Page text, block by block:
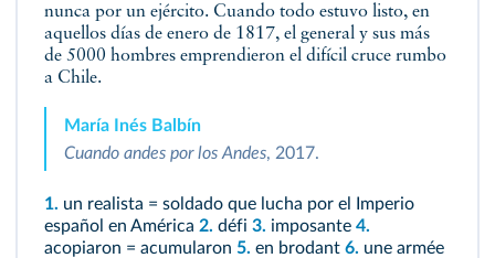
nunca por un ejército. Cuando todo estuvo listo, en
aquellos días de enero de 1817, el general y sus más
de 5000 hombres emprendieron el difícil cruce rumbo
a Chile.
María Inés Balbín
Cuando andes por los Andes, 2017.
1. un realista = soldado que lucha por el Imperio
español en América 2. défi 3. imposante 4.
acopiaron = acumularon 5. en brodant 6. une armée